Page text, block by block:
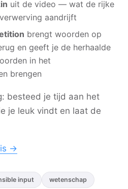
uit de video — wat de rijke
aandrijft
brengt woorden op
en geeft je de herhaalde
in het
brengen
besteed je tijd aan het
je leuk vindt en laat de
→
input wetenschap